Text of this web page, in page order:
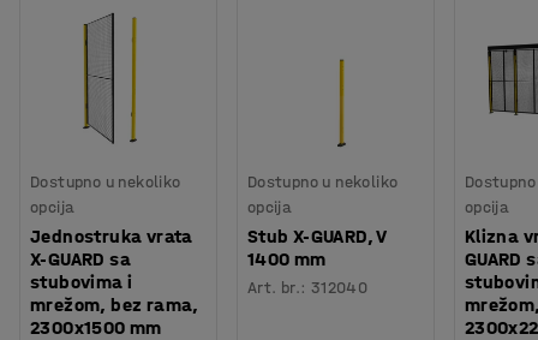
Dostupno u nekoliko
opcija
Jednostruka vrata
X-GUARD sa
stubovima i
mrežom, bez rama,
2300x1500 mm
Dostupno u nekoliko
opcija
Stub X-GUARD, V
1400 mm
Art. br.: 312040
opcija
Klizna
GUARD